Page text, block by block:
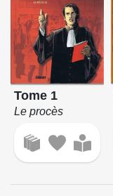
Tome 1
Le procès